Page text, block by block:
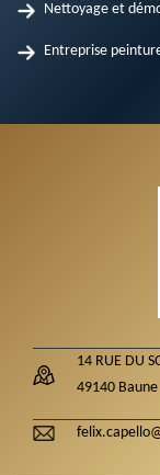
Nettoyage et
Entreprise
14 RUE DU
49140 Baune